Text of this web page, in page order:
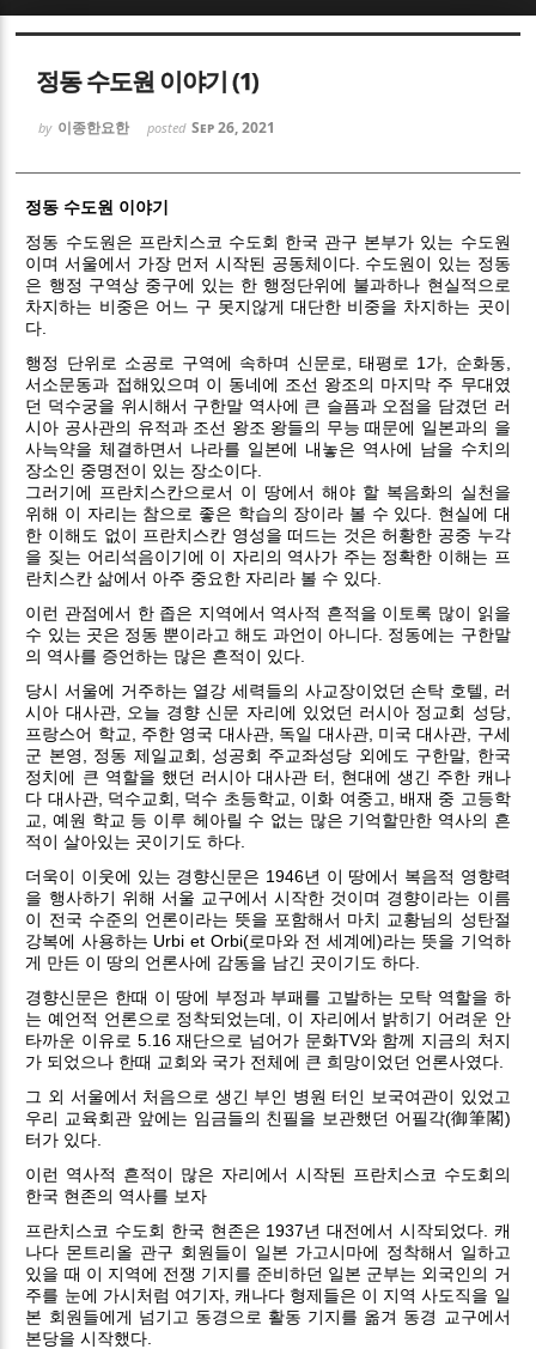
정동 수도원 이야기 (1)
by 이종한요한 posted Sep 26, 2021
정동 수도원 이야기
정동 수도원은 프란치스코 수도회 한국 관구 본부가 있는 수도원
이며 서울에서 가장 먼저 시작된 공동체이다. 수도원이 있는 정동
은 행정 구역상 중구에 있는 한 행정단위에 불과하나 현실적으로
차지하는 비중은 어느 구 못지않게 대단한 비중을 차지하는 곳이
다.
행정 단위로 소공로 구역에 속하며 신문로, 태평로 1가, 순화동,
서소문동과 접해있으며 이 동네에 조선 왕조의 마지막 주 무대였
던 덕수궁을 위시해서 구한말 역사에 큰 슬픔과 오점을 담겼던 러
시아 공사관의 유적과 조선 왕조 왕들의 무능 때문에 일본과의 을
사늑약을 체결하면서 나라를 일본에 내놓은 역사에 남을 수치의
장소인 중명전이 있는 장소이다.
그러기에 프란치스칸으로서 이 땅에서 해야 할 복음화의 실천을
위해 이 자리는 참으로 좋은 학습의 장이라 볼 수 있다. 현실에 대
한 이해도 없이 프란치스칸 영성을 떠드는 것은 허황한 공중 누각
을 짖는 어리석음이기에 이 자리의 역사가 주는 정확한 이해는 프
란치스칸 삶에서 아주 중요한 자리라 볼 수 있다.
이런 관점에서 한 좁은 지역에서 역사적 흔적을 이토록 많이 읽을
수 있는 곳은 정동 뿐이라고 해도 과언이 아니다. 정동에는 구한말
의 역사를 증언하는 많은 흔적이 있다.
당시 서울에 거주하는 열강 세력들의 사교장이었던 손탁 호텔, 러
시아 대사관, 오늘 경향 신문 자리에 있었던 러시아 정교회 성당,
프랑스어 학교, 주한 영국 대사관, 독일 대사관, 미국 대사관, 구세
군 본영, 정동 제일교회, 성공회 주교좌성당 외에도 구한말, 한국
정치에 큰 역할을 했던 러시아 대사관 터, 현대에 생긴 주한 캐나
다 대사관, 덕수교회, 덕수 초등학교, 이화 여중고, 배재 중 고등학
교, 예원 학교 등 이루 헤아릴 수 없는 많은 기억할만한 역사의 흔
적이 살아있는 곳이기도 하다.
더욱이 이웃에 있는 경향신문은 1946년 이 땅에서 복음적 영향력
을 행사하기 위해 서울 교구에서 시작한 것이며 경향이라는 이름
이 전국 수준의 언론이라는 뜻을 포함해서 마치 교황님의 성탄절
강복에 사용하는 Urbi et Orbi(로마와 전 세계에)라는 뜻을 기억하
게 만든 이 땅의 언론사에 감동을 남긴 곳이기도 하다.
경향신문은 한때 이 땅에 부정과 부패를 고발하는 모탁 역할을 하
는 예언적 언론으로 정착되었는데, 이 자리에서 밝히기 어려운 안
타까운 이유로 5.16 재단으로 넘어가 문화TV와 함께 지금의 처지
가 되었으나 한때 교회와 국가 전체에 큰 희망이었던 언론사였다.
그 외 서울에서 처음으로 생긴 부인 병원 터인 보국여관이 있었고
우리 교육회관 앞에는 임금들의 친필을 보관했던 어필각(御筆閣)
터가 있다.
이런 역사적 흔적이 많은 자리에서 시작된 프란치스코 수도회의
한국 현존의 역사를 보자
프란치스코 수도회 한국 현존은 1937년 대전에서 시작되었다. 캐
나다 몬트리올 관구 회원들이 일본 가고시마에 정착해서 일하고
있을 때 이 지역에 전쟁 기지를 준비하던 일본 군부는 외국인의 거
주를 눈에 가시처럼 여기자, 캐나다 형제들은 이 지역 사도직을 일
본 회원들에게 넘기고 동경으로 활동 기지를 옮겨 동경 교구에서
본당을 시작했다.
Sketchbook5, 스케치북5
Sketchbook5, 스케치북5
Sketchbook5, 스케치북5
Sketchbook5, 스케치북5